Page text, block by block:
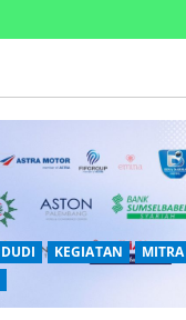
DUDI KEGIATAN
MITRA